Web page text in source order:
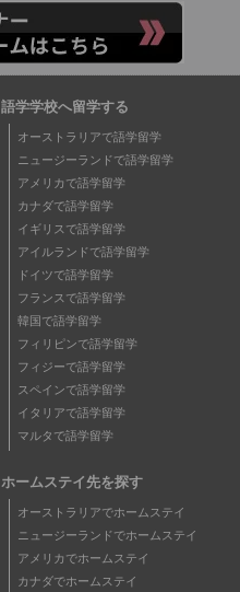
語学学校へ留学する
オーストラリアで語学留学
ニュージーランドで語学留学
アメリカで語学留学
カナダで語学留学
イギリスで語学留学
アイルランドで語学留学
ドイツで語学留学
フランスで語学留学
韓国で語学留学
フィリピンで語学留学
フィジーで語学留学
スペインで語学留学
イタリアで語学留学
マルタで語学留学
ホームステイ先を探す
オーストラリアでホームステイ
ニュージーランドでホームステイ
アメリカでホームステイ
カナダでホームステイ